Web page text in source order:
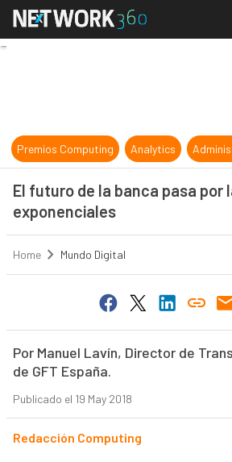
El futuro de
Premios Computing Analytics
El futuro de la banca pasa por
exponenciales
Home Mundo Digital
Por Manuel Lavín, Director de
de GFT España.
Publicado el 19 May 2018
Redacción Computing